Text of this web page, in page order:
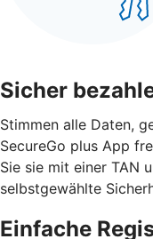
Sicher
Stimmen alle Daten,
SecureGo plus App
Sie sie mit einer TAN
selbstgewählte
Einfache